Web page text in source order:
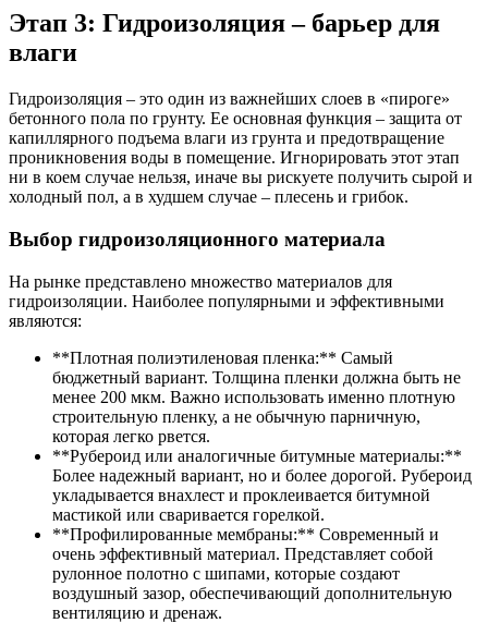
Этап 3: Гидроизоляция – барьер для
влаги
Гидроизоляция – это один из важнейших слоев в «пироге»
бетонного пола по грунту. Ее основная функция – защита от
капиллярного подъема влаги из грунта и предотвращение
проникновения воды в помещение. Игнорировать этот этап
ни в коем случае нельзя, иначе вы рискуете получить сырой и
холодный пол, а в худшем случае – плесень и грибок.
Выбор гидроизоляционного материала
На рынке представлено множество материалов для
гидроизоляции. Наиболее популярными и эффективными
являются:
**Плотная полиэтиленовая пленка:** Самый
бюджетный вариант. Толщина пленки должна быть не
менее 200 мкм. Важно использовать именно плотную
строительную пленку, а не обычную парничную,
которая легко рвется.
**Рубероид или аналогичные битумные материалы:**
Более надежный вариант, но и более дорогой. Рубероид
укладывается внахлест и проклеивается битумной
мастикой или сваривается горелкой.
**Профилированные мембраны:** Современный и
очень эффективный материал. Представляет собой
рулонное полотно с шипами, которые создают
воздушный зазор, обеспечивающий дополнительную
вентиляцию и дренаж.